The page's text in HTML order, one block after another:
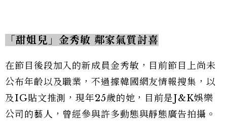
「甜姐兒」金秀敏 鄰家氣質討喜
在節目後段加入的新成員金秀敏，目前節目上尚未
公布年齡以及職業，不過據韓國網友情報搜集，以
及IG貼文推測，現年25歲的她，目前是J&K娛樂
公司的藝人，曾經參與許多動態與靜態廣告拍攝。